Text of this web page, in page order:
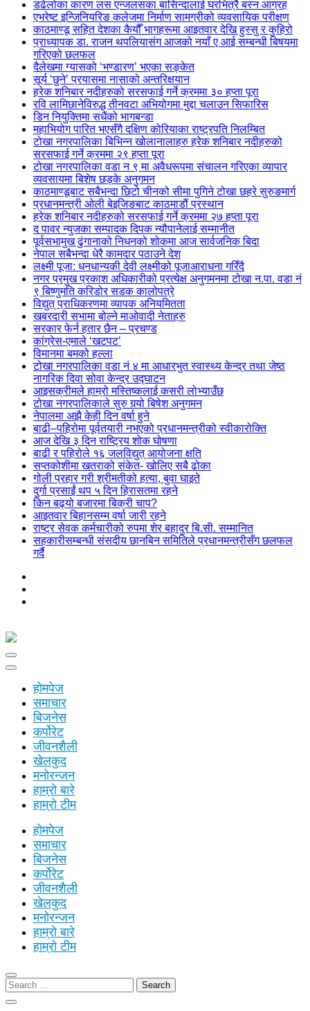
डढेलोका कारण लस एन्जलसका बासिन्दालाई घरभित्रै बस्न आग्रह
एभरेष्ट इन्जिनियरिङ कलेजमा निर्माण सामग्रीको व्यवसायिक परीक्षण
काठमाण्डू सहित देशका कैयौँ भागहरूमा आइतवार देखि हुस्सु र कुहिरो
प्राध्यापक डा. राजन थपलियासंग आजको नयाँ ए आई सम्बन्धी बिषयमा
गरिएको छलफल
दैलेखमा ग्यासको ‘भण्डारण’ भएका सङ्केत
सूर्य ‘छुने’ प्रयासमा नासाको अन्तरिक्षयान
हरेक शनिबार नदीहरुको सरसफाई गर्ने क्रममा ३० हप्ता पूरा
रवि लामिछानेविरुद्ध तीनवटा अभियोगमा मुद्दा चलाउन सिफारिस
डिन नियुक्तिमा सधैंको भागबन्डा
महाभियोग पारित भएसँगै दक्षिण कोरियाका राष्ट्रपति निलम्बित
टोखा नगरपालिका बिभिन्न खोलानालाहरु हरेक शनिबार नदीहरुको
सरसफाई गर्ने क्रममा २९ हप्ता पूरा
टोखा नगरपालिका वडा न ९ मा अवैधरूपमा संचालन गरिएका व्यापार
व्यवसायमा बिशेष छड्के अनुगमन
काठमाण्डूबाट सबैभन्दा छिटो चीनको सीमा पुगिने टोखा छहरे सुरुङमार्ग
प्रधानमन्त्री ओली बेइजिङबाट काठमाडौं प्रस्थान
हरेक शनिबार नदीहरुको सरसफाई गर्ने क्रममा २७ हप्ता पूरा
द पावर न्युजका सम्पादक दिपक न्यौपानेलाई सम्मानीत
पूर्वसभामुख ढुंगानाको निधनको शोकमा आज सार्वजनिक बिदा
नेपाल सबैभन्दा धेरै कामदार पठाउने देश
लक्ष्मी पूजा: धनधान्यकी देवी लक्ष्मीको पूजाआराधना गरिँदै
नगर प्रमुख प्रकाश अधिकारीको प्रत्येक्ष अनुगमनमा टोखा न.पा. वडा नं
९ बिष्णुमति करिडोर सडक कालोपत्रे
विद्युत् प्राधिकरणमा व्यापक अनियमितता
खबरदारी सभामा बोल्ने माओवादी नेताहरु
सरकार फेर्न हतार छैन – प्रचण्ड
कांग्रेस-एमाले ‘खटपट’
विमानमा बमको हल्ला
टोखा नगरपालिका वडा नं ४ मा आधारभुत स्वास्थ्य केन्द्र तथा जेष्ठ
नागरिक दिवा सोवा केन्द्र उद्घाटन
आइसक्रीमले हाम्रो मस्तिष्कलाई कसरी लोभ्याउँछ
टोखा नगरपालिकाले सुरु गर्‍यो बिषेश अनुगमन
नेपालमा अझै केही दिन वर्षा हुने
बाढी–पहिरोमा पूर्वतयारी नभएको प्रधानमन्त्रीको स्वीकारोक्ति
आज देखि ३ दिन राष्ट्रिय शोक घोषणा
बाढी र पहिरोले १६ जलविद्युत् आयोजना क्षति
सप्तकोशीमा खतराको संकेत- खोलिए सबै ढोका
गोली प्रहार गरी श्रीमतीको हत्या, बुवा घाइते
दुर्गा प्रसाईं थप ५ दिन हिरासतमा रहने
किन बढ्यो बजारमा बिक्री चाप?
आइतवार बिहानसम्म वर्षा जारी रहने
राष्ट्र सेवक कर्मचारीको रुपमा शेर बहादुर बि.सी. सम्मानित
सहकारीसम्बन्धी संसदीय छानबिन समितिले प्रधानमन्त्रीसँग छलफल
गर्दै
होमपेज
समाचार
बिजनेस
कर्पोरेट
जीवनशैली
खेलकुद
मनोरन्जन
हाम्रो बारे
हाम्रो टीम
होमपेज
समाचार
बिजनेस
कर्पोरेट
जीवनशैली
खेलकुद
मनोरन्जन
हाम्रो बारे
हाम्रो टीम
Search
for: